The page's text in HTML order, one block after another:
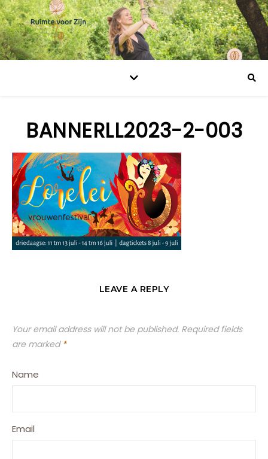
BANNERLL2023-2-003
LEAVE A REPLY
Your email address will not be published. Required fields
are marked *
Name
Email